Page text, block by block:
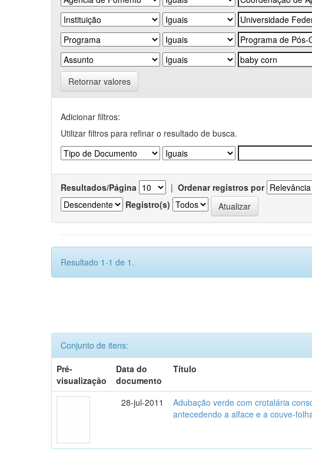
Retornar valores
Adicionar filtros:
Utilizar filtros para refinar o resultado de busca.
Resultados/Página | Ordenar registros por
Registro(s)
Resultado 1-1 de 1.
Conjunto de itens:
Pré-
visualização
Data do
documento
Título
28-jul-2011
Adubação verde com crotalária
antecedendo a alface e a couve-